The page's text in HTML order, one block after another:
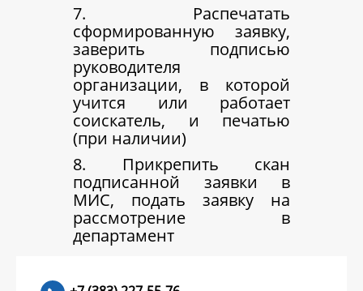
7. Распечатать
сформированную заявку,
заверить подписью
руководителя
организации, в которой
учится или работает
соискатель, и печатью
(при наличии)
8. Прикрепить скан
подписанной заявки в
МИС, подать заявку на
рассмотрение в
департамент